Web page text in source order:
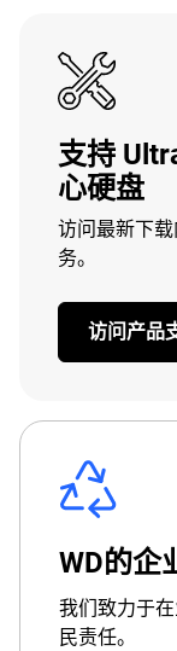
支持
心硬盘
访问最新下
务。
访问产品
WD的企
我们致力于
民责任。